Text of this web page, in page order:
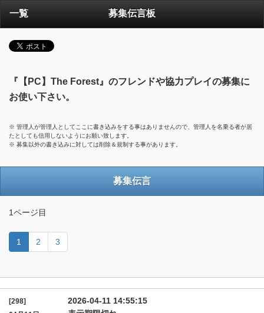
一覧 募集伝言板
『【PC】The Forest』のフレンドや協力プレイの募集に
お使い下さい。
※ 管理人が管理人としてここに書き込みをする事はありませんので、管理人を名乗る者が居
たとしても信用しないようにお願い致します。
※ 募集以外の書き込みに対しては削除＆規制する事があります。
募集伝言
1ページ目
1 2 3
[298]
2026-04-11 14:55:15